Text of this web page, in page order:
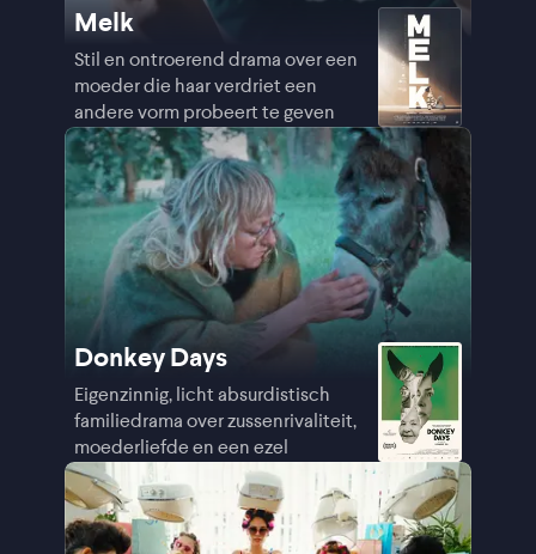
Melk
Stil en ontroerend drama over een
moeder die haar verdriet een
andere vorm probeert te geven
Donkey Days
Eigenzinnig, licht absurdistisch
familiedrama over zussenrivaliteit,
moederliefde en een ezel